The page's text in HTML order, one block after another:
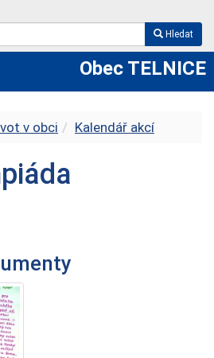
Hledat
Obec TELNICE
v obci Kalendář akcí